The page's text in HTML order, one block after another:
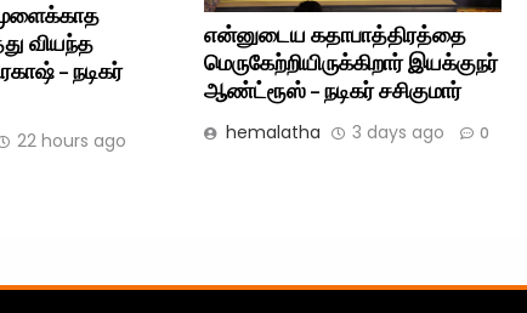
வியந்த
– நடிகர்
22 hours ago
என்னுடைய கதாபாத்திரத்தை
மெருகேற்றியிருக்கிறார் இயக்குநர்
ஆண்ட்ரூஸ் – நடிகர் சசிகுமார்
hemalatha 3 days ago 0